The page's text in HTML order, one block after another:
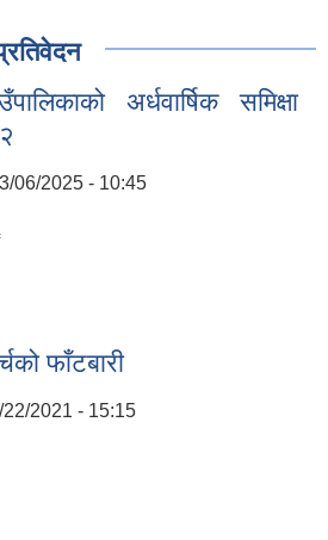
अर्धवार्षिक समिक्षा
06/2025 - 10:45
फाँटबारी
22/2021 - 15:15